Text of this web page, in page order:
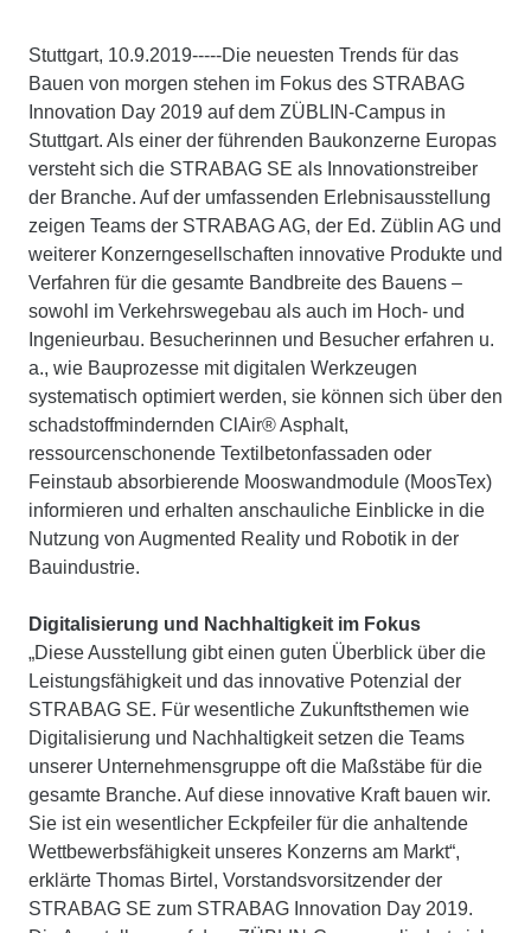
Stuttgart, 10.9.2019-----Die neuesten Trends für das
Bauen von morgen stehen im Fokus des STRABAG
Innovation Day 2019 auf dem ZÜBLIN-Campus in
Stuttgart. Als einer der führenden Baukonzerne Europas
versteht sich die STRABAG SE als Innovationstreiber
der Branche. Auf der umfassenden Erlebnisausstellung
zeigen Teams der STRABAG AG, der Ed. Züblin AG und
weiterer Konzerngesellschaften innovative Produkte und
Verfahren für die gesamte Bandbreite des Bauens –
sowohl im Verkehrswegebau als auch im Hoch- und
Ingenieurbau. Besucherinnen und Besucher erfahren u.
a., wie Bauprozesse mit digitalen Werkzeugen
systematisch optimiert werden, sie können sich über den
schadstoffmindernden ClAir® Asphalt,
ressourcenschonende Textilbetonfassaden oder
Feinstaub absorbierende Mooswandmodule (MoosTex)
informieren und erhalten anschauliche Einblicke in die
Nutzung von Augmented Reality und Robotik in der
Bauindustrie.
Digitalisierung und Nachhaltigkeit im Fokus
„Diese Ausstellung gibt einen guten Überblick über die
Leistungsfähigkeit und das innovative Potenzial der
STRABAG SE. Für wesentliche Zukunftsthemen wie
Digitalisierung und Nachhaltigkeit setzen die Teams
unserer Unternehmensgruppe oft die Maßstäbe für die
gesamte Branche. Auf diese innovative Kraft bauen wir.
Sie ist ein wesentlicher Eckpfeiler für die anhaltende
Wettbewerbsfähigkeit unseres Konzerns am Markt“,
erklärte Thomas Birtel, Vorstandsvorsitzender der
STRABAG SE zum STRABAG Innovation Day 2019.